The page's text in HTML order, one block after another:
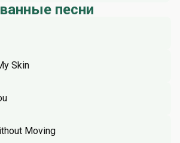
песни
Skin
Moving